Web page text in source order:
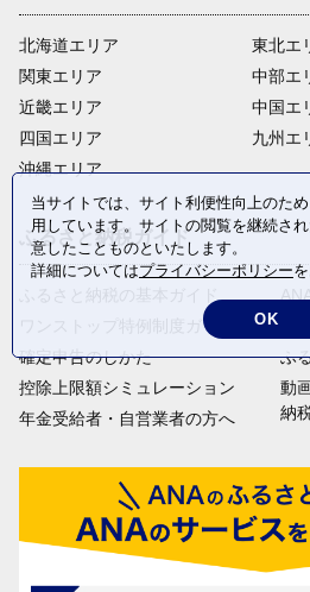
北海道エリア
関東エリア
近畿エリア
四国エリア
沖縄エリア
東北エ
中部エ
中国エ
九州エ
ふるさと納税ガイド
ふるさと納税の基本ガイド
ワンストップ特例制度ガイド
確定申告のしかた
控除上限額シミュレーション
年金受給者・自営業者の方へ
は
ふ
動
納
当サイトでは、サイト利便性向上のた
用しています。サイトの閲覧を継続さ
意したことものといたします。
詳細についてはプライバシーポリシー
OK